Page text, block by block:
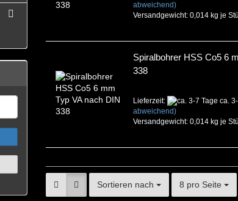
abweichend)
Versandgewicht: 0,014 kg je
Spiralbohrer HSS Co5 6
338
Lieferzeit: ca.
abweichend)
Versandgewicht: 0,014 kg je
Sortieren nach 8 pro Seite